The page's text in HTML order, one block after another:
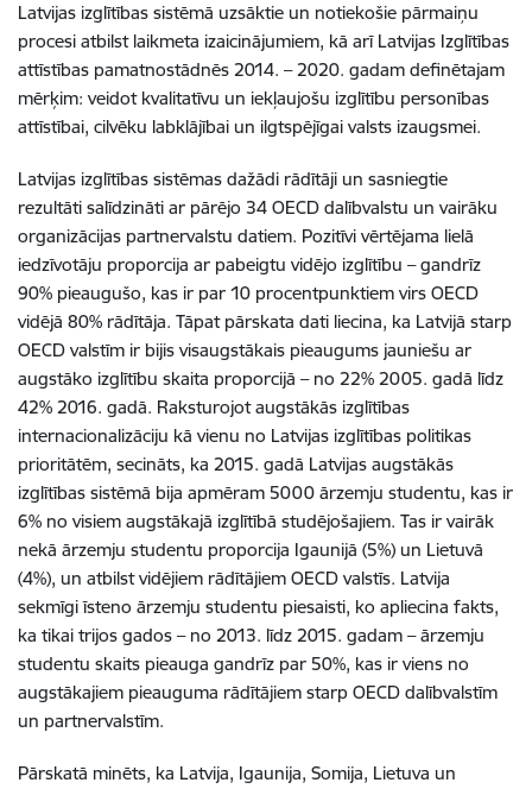
Latvijas izglītības sistēmā uzsāktie un notiekošie pārmaiņu
procesi atbilst laikmeta izaicinājumiem, kā arī Latvijas Izglītības
attīstības pamatnostādnēs 2014. – 2020. gadam definētajam
mērķim: veidot kvalitatīvu un iekļaujošu izglītību personības
attīstībai, cilvēku labklājībai un ilgtspējīgai valsts izaugsmei.
Latvijas izglītības sistēmas dažādi rādītāji un sasniegtie
rezultāti salīdzināti ar pārējo 34 OECD dalībvalstu un vairāku
organizācijas partnervalstu datiem. Pozitīvi vērtējama lielā
iedzīvotāju proporcija ar pabeigtu vidējo izglītību – gandrīz
90% pieaugušo, kas ir par 10 procentpunktiem virs OECD
vidējā 80% rādītāja. Tāpat pārskata dati liecina, ka Latvijā starp
OECD valstīm ir bijis visaugstākais pieaugums jauniešu ar
augstāko izglītību skaita proporcijā – no 22% 2005. gadā līdz
42% 2016. gadā. Raksturojot augstākās izglītības
internacionalizāciju kā vienu no Latvijas izglītības politikas
prioritātēm, secināts, ka 2015. gadā Latvijas augstākās
izglītības sistēmā bija apmēram 5000 ārzemju studentu, kas ir
6% no visiem augstākajā izglītībā studējošajiem. Tas ir vairāk
nekā ārzemju studentu proporcija Igaunijā (5%) un Lietuvā
(4%), un atbilst vidējiem rādītājiem OECD valstīs. Latvija
sekmīgi īsteno ārzemju studentu piesaisti, ko apliecina fakts,
ka tikai trijos gados – no 2013. līdz 2015. gadam – ārzemju
studentu skaits pieauga gandrīz par 50%, kas ir viens no
augstākajiem pieauguma rādītājiem starp OECD dalībvalstīm
un partnervalstīm.
Pārskatā minēts, ka Latvija, Igaunija, Somija, Lietuva un